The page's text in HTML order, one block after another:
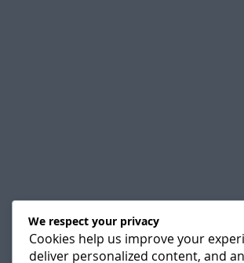
We respect your privacy
Cookies help us improve your
deliver personalized content, and